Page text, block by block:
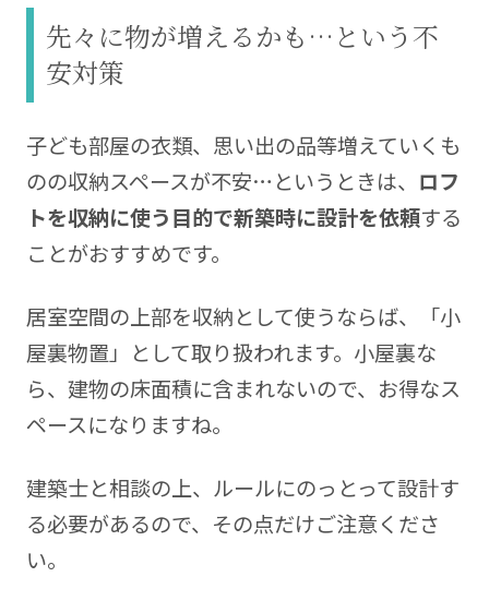
先々に物が増えるかも…という不
安対策
子ども部屋の衣類、思い出の品等増えていくも
のの収納スペースが不安…というときは、 ロフ
トを収納に使う目的で新築時に設計を依頼する
ことがおすすめです。
居室空間の上部を収納として使うならば、「小
屋裏物置」として取り扱われます。小屋裏な
ら、建物の床面積に含まれないので、お得なス
ペースになりますね。
建築士と相談の上、ルールにのっとって設計す
る必要があるので、その点だけご注意くださ
い。